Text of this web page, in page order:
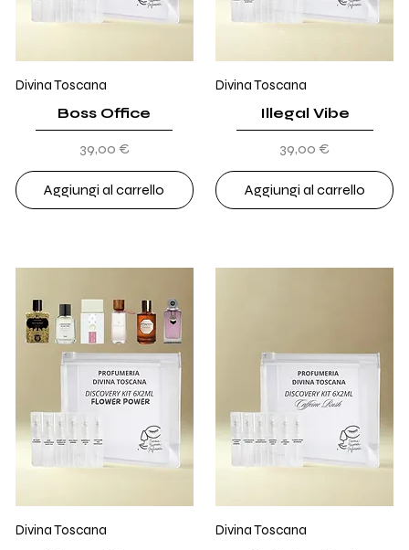
Divina Toscana
Boss Office
Prezzo
39,00 €
Aggiungi al carrello
Divina Toscana
Illegal Vibe
Prezzo
39,00 €
Aggiungi al carrello
Divina Toscana Divina Toscana